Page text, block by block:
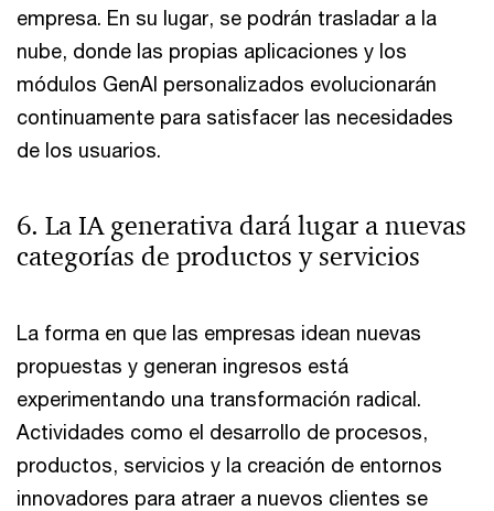
empresa. En su lugar, se podrán trasladar a la
nube, donde las propias aplicaciones y los
módulos GenAI personalizados evolucionarán
continuamente para satisfacer las necesidades
de los usuarios.
6. La IA generativa dará lugar a nuevas
categorías de productos y servicios
La forma en que las empresas idean nuevas
propuestas y generan ingresos está
experimentando una transformación radical.
Actividades como el desarrollo de procesos,
productos, servicios y la creación de entornos
innovadores para atraer a nuevos clientes se